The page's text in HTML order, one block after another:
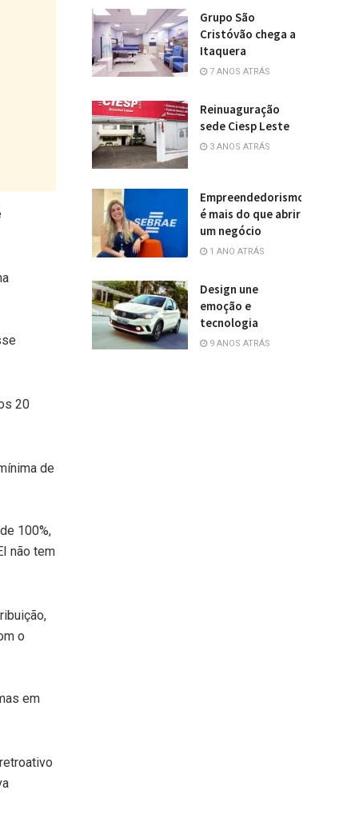
20
de
100%,
não tem
o
em
Grupo São
Cristóvão chega a
Itaquera
7 ANOS ATRÁS
Reinuaguração
sede Ciesp Leste
3 ANOS ATRÁS
Empreendedorismo
é mais do que abrir
um negócio
1 ANO ATRÁS
Design une
emoção e
tecnologia
9 ANOS ATRÁS